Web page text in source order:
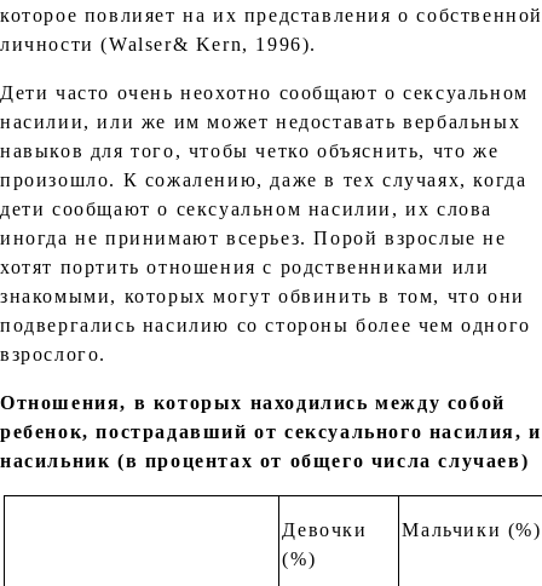
которое повлияет на их представления о
личности (Walser& Kern, 1996).
Дети часто очень неохотно сообщают о сексуальном
насилии, или же им может недоставать вербальных
навыков для того, чтобы четко объяснить, что же
произошло. К сожалению, даже в тех случаях, когда
дети сообщают о сексуальном насилии, их слова
иногда не принимают всерьез. Порой взрослые не
хотят портить отношения с родственниками или
знакомыми, которых могут обвинить в том, что они
подвергались насилию со стороны более чем одного
взрослого.
Отношения, в которых находились между собой
ребенок, пострадавший от сексуального насилия, и
насильник (в процентах от общего числа случаев)
Девочки
(%)
Мальчики (%)